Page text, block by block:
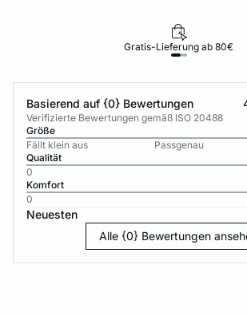
Gratis-Lieferung ab 80€
Basierend auf {0} Bewertungen
Verifizierte Bewertungen gemäß ISO 20488
Größe
Fällt klein aus
Passgenau
Qualität
0
Komfort
0
Neuesten
Alle {0} Bewertungen